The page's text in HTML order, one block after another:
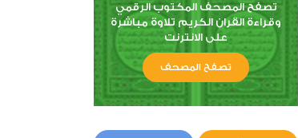
تصفح المصحف المكتوب الرقمي
وقراءة القران الكريم تلاوة مباشرة
على الانترنت
تصفح المصحف